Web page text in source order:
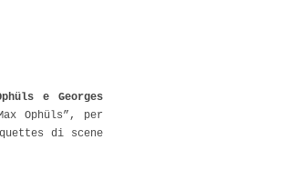
e Georges
Ophüls”, per
di scene